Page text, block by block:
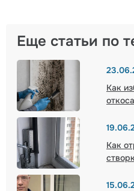
Как
пластиковые
деревянном
технология
25.05.2026
#инструкции #ремонт
Еще статьи по
Как
Как